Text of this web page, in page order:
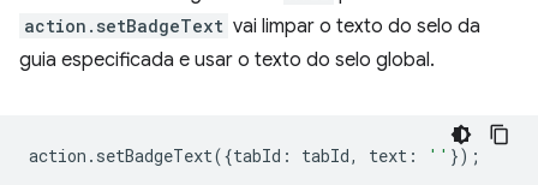
action.setBadgeText vai limpar o texto do selo da
guia especificada e usar o texto do selo global.
action . setBadgeText({tabId : tabId, text : '' });